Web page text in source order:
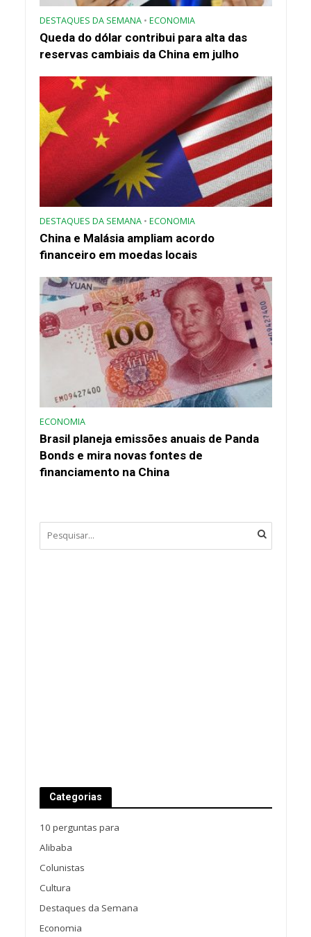
DESTAQUES DA SEMANA • ECONOMIA
Queda do dólar contribui para alta das
reservas cambiais da China em julho
DESTAQUES DA SEMANA • ECONOMIA
China e Malásia ampliam acordo
financeiro em moedas locais
ECONOMIA
Brasil planeja emissões anuais de Panda
Bonds e mira novas fontes de
financiamento na China
Categorias
10 perguntas para
Alibaba
Colunistas
Cultura
Destaques da Semana
Economia